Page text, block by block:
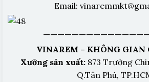
Email:
VINAREM – KHÔNG GIAN
Xưởng sản xuất:873 Trường
Q.Tân Phú,